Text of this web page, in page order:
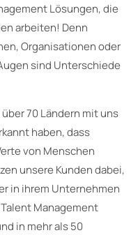
Lösungen, die
arbeiten! Denn
Organisationen oder
sind Unterschiede
70 Ländern mit uns
haben, dass
von Menschen
unsere Kunden dabei,
in ihrem Unternehmen
Management
in mehr als 50